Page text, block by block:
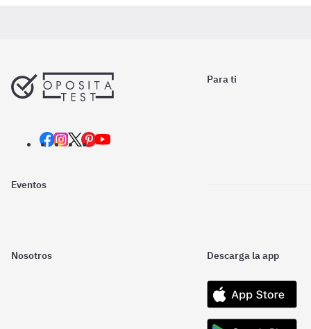
Para ti
Eventos
Nosotros Descarga la app